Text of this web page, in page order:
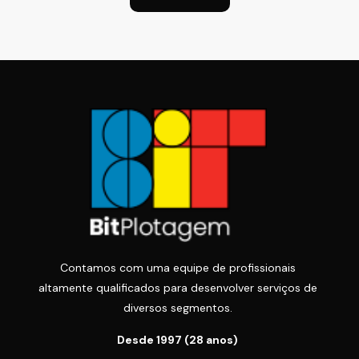
Contamos com uma equipe de profissionais
altamente qualificados para desenvolver serviços de
diversos segmentos.
Desde 1997 (28 anos)